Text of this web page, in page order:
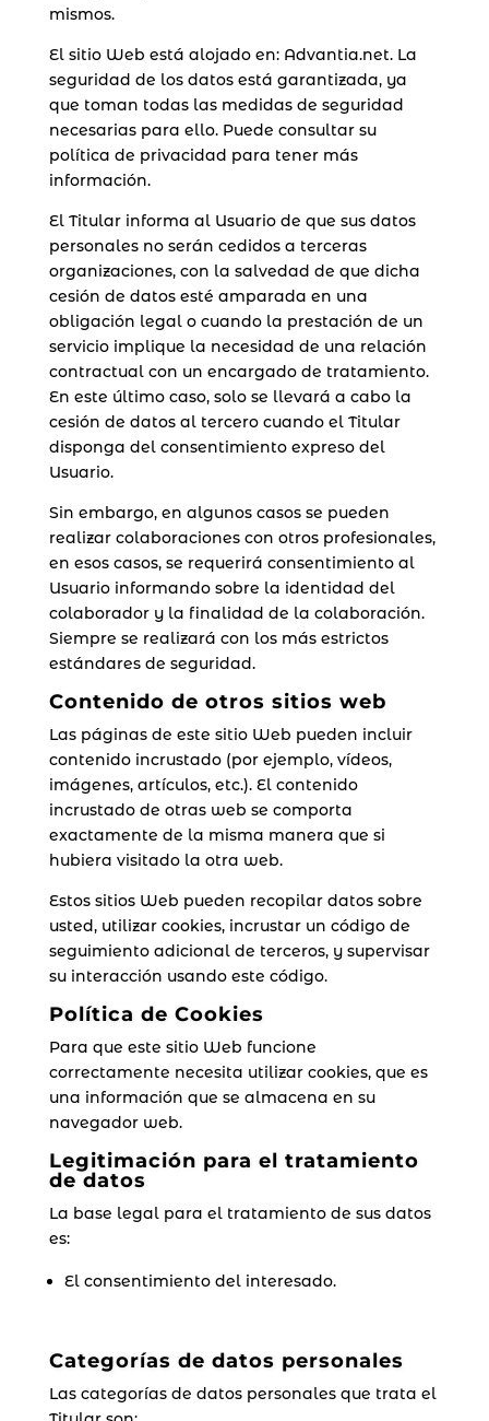
mismos.
El sitio Web está alojado en: Advantia.net. La
seguridad de los datos está garantizada, ya
que toman todas las medidas de seguridad
necesarias para ello. Puede consultar su
política de privacidad para tener más
información.
El Titular informa al Usuario de que sus datos
personales no serán cedidos a terceras
organizaciones, con la salvedad de que dicha
cesión de datos esté amparada en una
obligación legal o cuando la prestación de un
servicio implique la necesidad de una relación
contractual con un encargado de tratamiento.
En este último caso, solo se llevará a cabo la
cesión de datos al tercero cuando el Titular
disponga del consentimiento expreso del
Usuario.
Sin embargo, en algunos casos se pueden
realizar colaboraciones con otros profesionales,
en esos casos, se requerirá consentimiento al
Usuario informando sobre la identidad del
colaborador y la finalidad de la colaboración.
Siempre se realizará con los más estrictos
estándares de seguridad.
Contenido de otros sitios web
Las páginas de este sitio Web pueden incluir
contenido incrustado (por ejemplo, vídeos,
imágenes, artículos, etc.). El contenido
incrustado de otras web se comporta
exactamente de la misma manera que si
hubiera visitado la otra web.
Estos sitios Web pueden recopilar datos sobre
usted, utilizar cookies, incrustar un código de
seguimiento adicional de terceros, y supervisar
su interacción usando este código.
Política de Cookies
Para que este sitio Web funcione
correctamente necesita utilizar cookies, que es
una información que se almacena en su
navegador web.
Legitimación para el tratamiento
de datos
La base legal para el tratamiento de sus datos
es:
El consentimiento del interesado.
Categorías de datos personales
Las categorías de datos personales que trata el